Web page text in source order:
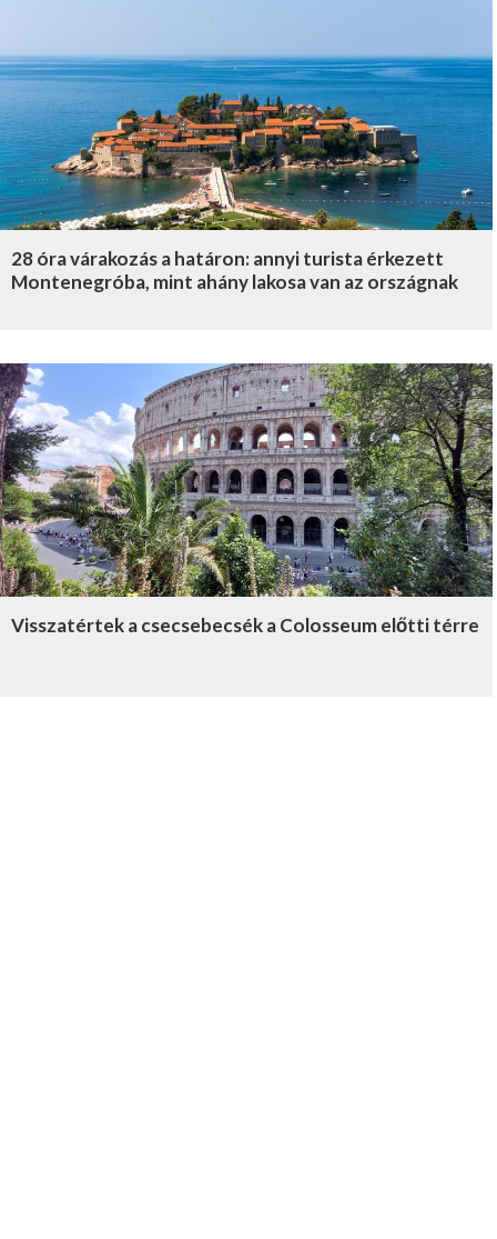
28 óra várakozás a határon: annyi turista érkezett
Montenegróba, mint ahány lakosa van az országnak
Visszatértek a csecsebecsék a Colosseum előtti térre